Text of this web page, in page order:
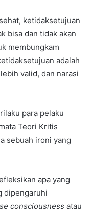
ketidaksetujuan
bisa dan tidak akan
membungkam
adalah
valid, dan narasi
para pelaku
Teori Kritis
sebuah ironi yang
apa yang
dipengaruhi
consciousness atau